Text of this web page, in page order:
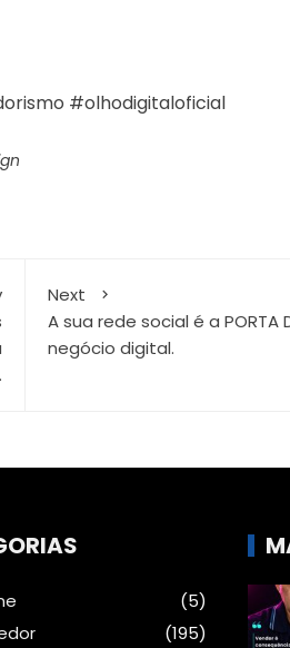
#olhodigitaloficial
Next
A sua rede social é a PORTA
negócio digital.
(5)
(195)